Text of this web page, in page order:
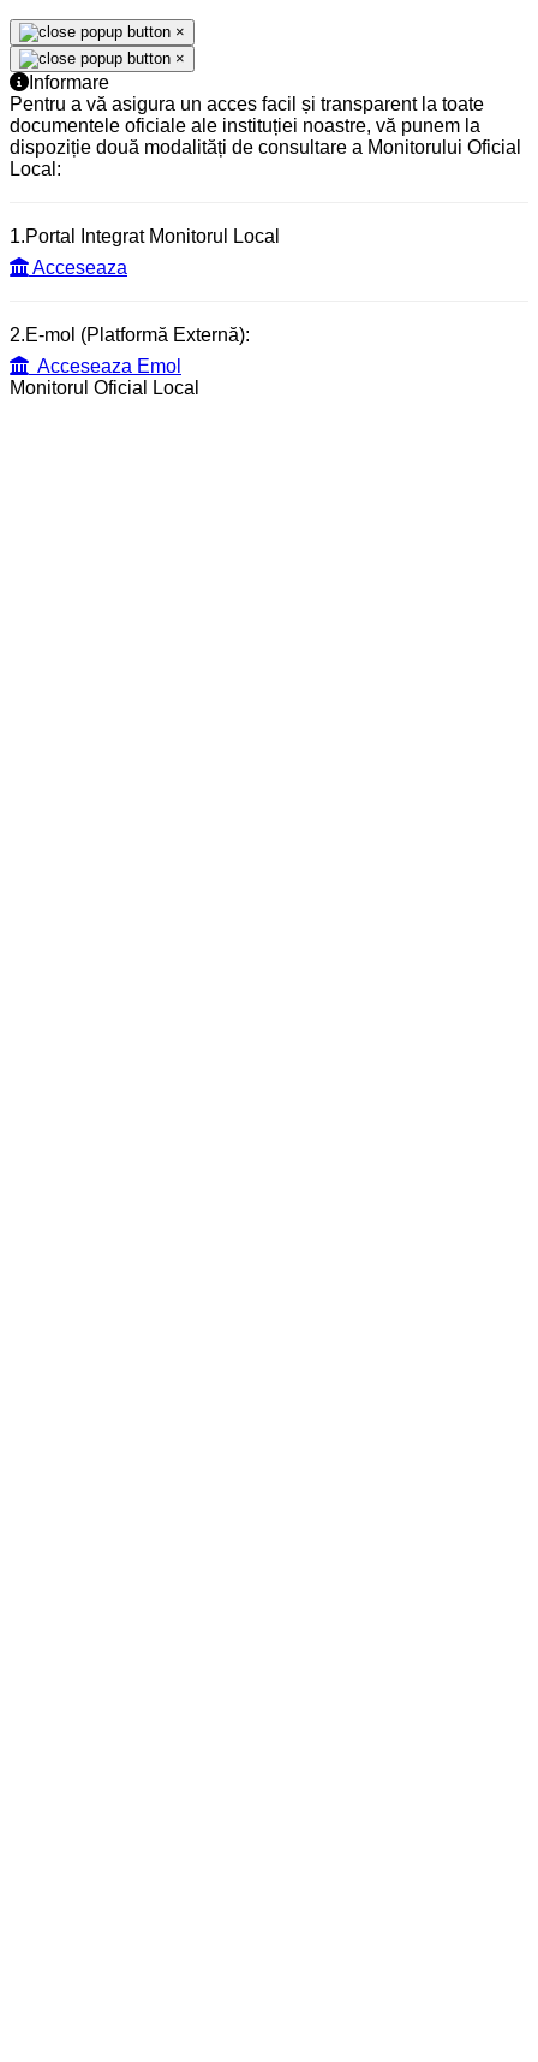
×
×
Informare
Pentru a vă asigura un acces facil și transparent la toate
documentele oficiale ale instituției noastre, vă punem la
dispoziție două modalități de consultare a Monitorului Oficial
Local:
1.Portal Integrat Monitorul Local
Acceseaza
2.E-mol (Platformă Externă):
Acceseaza Emol
Monitorul Oficial Local